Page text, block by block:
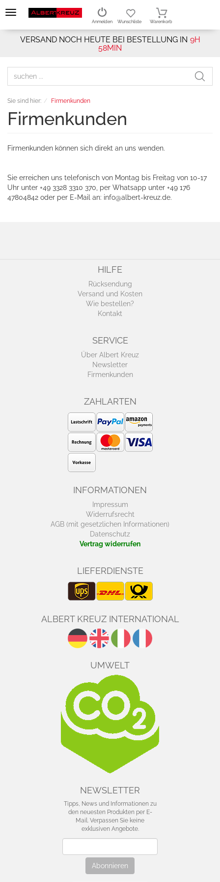
VERSAND NOCH HEUTE BEI BESTELLUNG IN 9H
58MIN
Anmelden Wunschliste Warenkorb
Sie sind hier: Firmenkunden
Firmenkunden
Firmenkunden können sich direkt an uns wenden.
Sie erreichen uns telefonisch von Montag bis Freitag von 10-17
Uhr unter +49 3328 3310 370, per Whatsapp unter +49 176
47804842 oder per E-Mail an: info@albert-kreuz.de.
HILFE
Rücksendung
Versand und Kosten
Wie bestellen?
Kontakt
SERVICE
Über Albert Kreuz
Newsletter
Firmenkunden
ZAHLARTEN
INFORMATIONEN
Impressum
Widerrufsrecht
AGB (mit gesetzlichen Informationen)
Datenschutz
Vertrag widerrufen
LIEFERDIENSTE
ALBERT KREUZ INTERNATIONAL
UMWELT
NEWSLETTER
Tipps, News und Informationen zu
den neuesten Produkten per E-
Mail. Verpassen Sie keine
exklusiven Angebote.
Abonnieren